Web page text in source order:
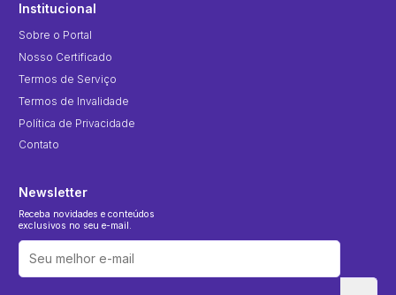
Institucional
Sobre o Portal
Nosso Certificado
Termos de Serviço
Termos de Invalidade
Política de Privacidade
Contato
Newsletter
Receba novidades e conteúdos
exclusivos no seu e-mail.